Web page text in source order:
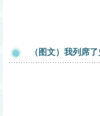
（图文）我列席